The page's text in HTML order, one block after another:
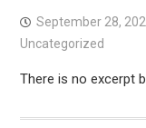
September 28,
Uncategorized
There is no excerpt